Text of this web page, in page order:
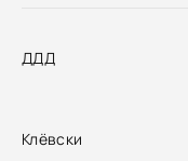
ДДД
Клёвски